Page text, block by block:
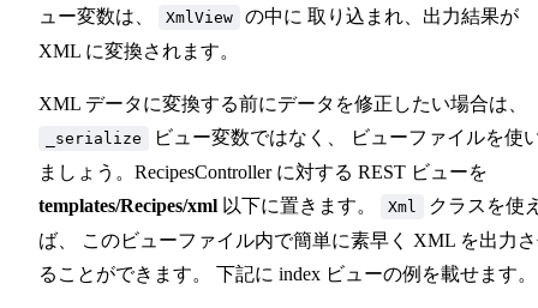
ュー変数は、
XmlView
の中に 取り込まれ、出力結果が
XML に変換されます。
XML データに変換する前にデータを修正したい場合は、
_serialize
ビュー変数ではなく、 ビューファイルを使
ましょう。RecipesController に対する REST ビューを
templates/Recipes/xml 以下に置きます。 Xml
クラスを使
ば、 このビューファイル内で簡単に素早く XML を出力
ることができます。 下記に index ビューの例を載せます